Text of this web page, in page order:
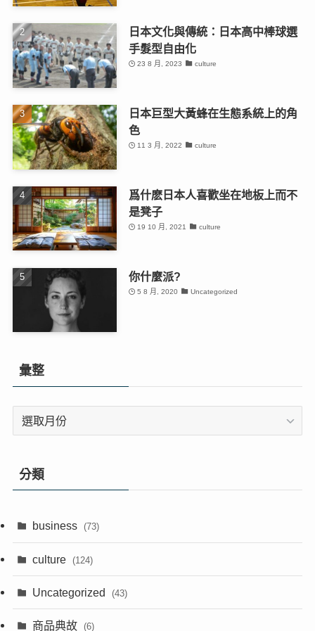
日本文化與傳統：日本高中棒球選
手髮型自由化
23 8 月, 2023 culture
日本巨型大黃蜂在生態系統上的角
色
11 3 月, 2022 culture
爲什麽日本人喜歡坐在地板上而不
是凳子
19 10 月, 2021 culture
你什麼派?
5 8 月, 2020 Uncategorized
彙整
彙
分類
business (73)
culture (124)
Uncategorized (43)
商品典故 (6)